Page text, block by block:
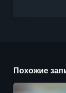
Похожие